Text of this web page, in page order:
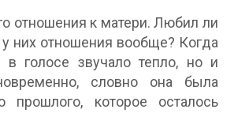
отношения к матери. Любил ли
них отношения вообще? Когда
в голосе звучало тепло, но и
словно она была
прошлого, которое осталось